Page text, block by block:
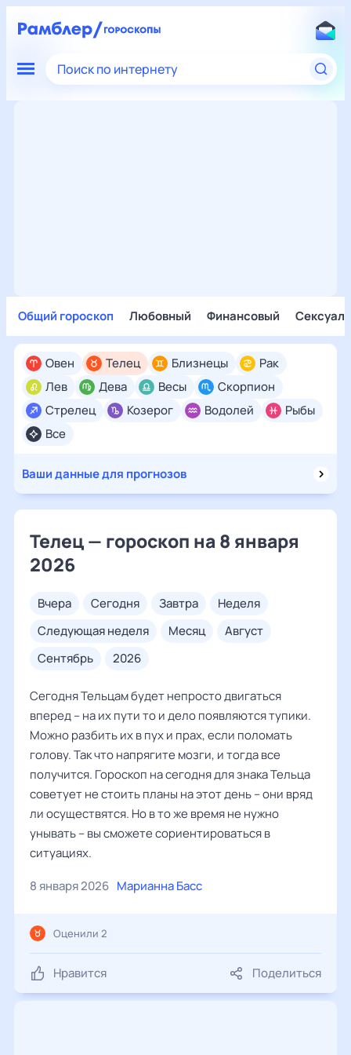
Поиск по интернету
Общий гороскоп Любовный Финансовый
Все
Овен Телец Близнецы
Рак
Лев
Дева Весы
Скорпион
Стрелец
Козерог Водолей Рыбы
Ваши данные для прогнозов
Телец — гороскоп на 8 января
2026
вчера сегодня завтра
неделя
следующая неделя
месяц
август
сентябрь
2026
Сегодня Тельцам будет непросто двигаться
вперед – на их пути то и дело появляются тупики.
Можно разбить их в пух и прах, если поломать
голову. Так что напрягите мозги, и тогда все
получится. Гороскоп на сегодня для знака Тельца
советует не стоить планы на этот день – они вряд
ли осуществятся. Но в то же время не нужно
унывать – вы сможете сориентироваться в
ситуациях.
8 января 2026 Марианна Басс
Нравится Поделиться
Оценили 2